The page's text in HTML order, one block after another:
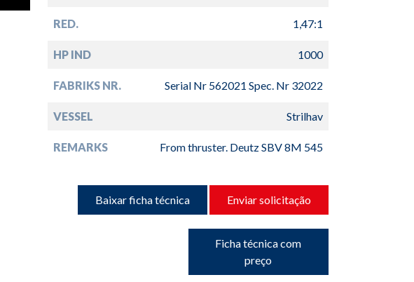
RED. 1,47:1
HP IND 1000
FABRIKS NR. Serial Nr 562021 Spec. Nr 32022
VESSEL Strilhav
REMARKS From thruster. Deutz SBV 8M 545
Baixar ficha técnica Enviar solicitação
Ficha técnica com
preço